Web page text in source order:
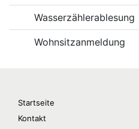
Wasserzählerablesung
Wohnsitzanmeldung
Startseite
Kontakt